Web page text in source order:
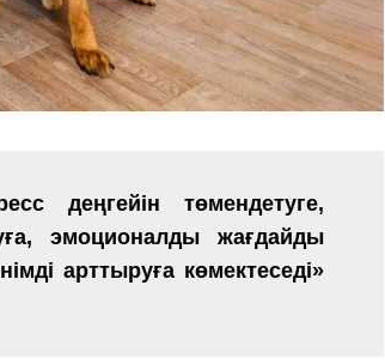
деңгейін төмендетуге,
эмоционалды жағдайды
арттыруға көмектеседі»